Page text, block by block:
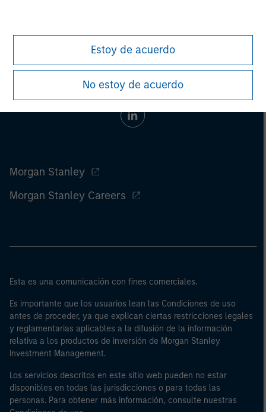
Estoy de acuerdo
No estoy de acuerdo
Morgan Stanley
Morgan Stanley Careers
Esta es una comunicación con fines comerciales.
Es importante que los usuarios lean las Condiciones de uso
antes de proceder, ya que explican ciertas restricciones legales
y reglamentarias aplicables a la difusión de la información
relativa a los productos de inversión de Morgan Stanley
Investment Management.
Los servicios descritos en este sitio web pueden no estar
disponibles en todas las jurisdicciones o para todas las
personas. Para obtener más información, consulte nuestras